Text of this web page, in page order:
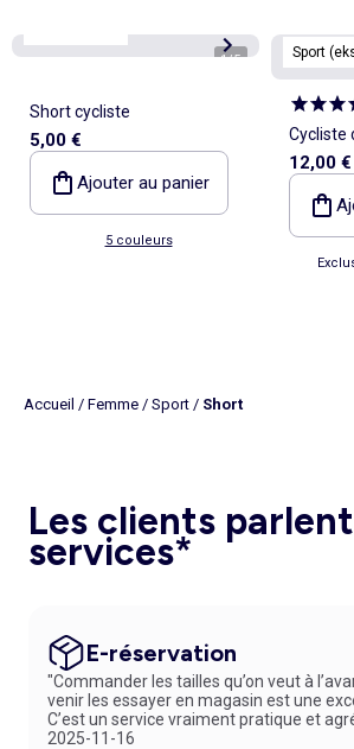
1/5
Short cycliste
5,00 €
Ajouter au panier
5 couleurs
Sport
Cycliste
12,00 €
Accueil / Femme / Sport / Short
Les clients
services*
E-réservation
"Commander les tailles qu’on veut à
venir les essayer en magasin est une
C’est un service vraiment pratique et
2025-11-16